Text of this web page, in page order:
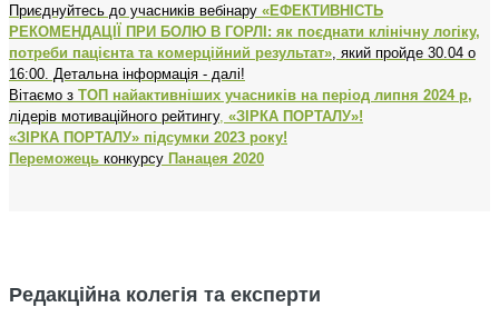
Приєднуйтесь до учасників вебінару «ЕФЕКТИВНІСТЬ
РЕКОМЕНДАЦІЇ ПРИ БОЛЮ В ГОРЛІ: як поєднати клінічну логіку,
потреби пацієнта та комерційний результат» , який пройде 30.04 о
16:00. Детальна інформація - далі!
Вітаємо з ТОП найактивніших учасників на період липня 2024 р,
лідерів мотиваційного рейтингу, «ЗІРКА ПОРТАЛУ»!
«ЗІРКА ПОРТАЛУ» підсумки 2023 року!
Переможець конкурсу Панацея 2020
Редакційна колегія та експерти